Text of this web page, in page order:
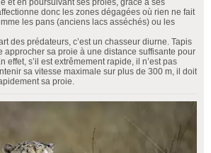
donc les zones dégagées où rien ne fait
les pans (anciens lacs asséchés) ou les
des prédateurs, c’est un chasseur diurne. Tapis
approcher sa proie à une distance suffisante pour
effet, s’il est extrêmement rapide, il n’est pas
sa vitesse maximale sur plus de 300 m, il doit
sa proie.